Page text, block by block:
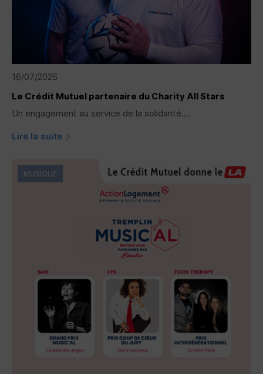
16/07/2026
Le Crédit Mutuel partenaire du Charity All Stars
Un engagement au service de la solidarité....
Lire la suite
MUSIQUE